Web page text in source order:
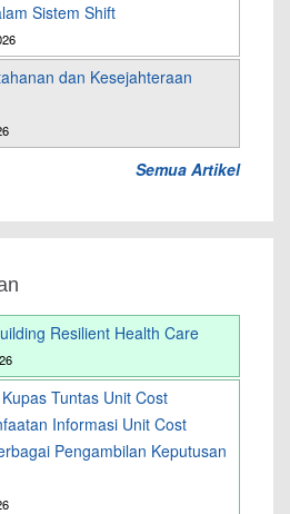
Sistem Shift
dan Kesejahteraan
Semua Artikel
Resilient Health Care
Tuntas Unit Cost
Informasi Unit Cost
Pengambilan Keputusan